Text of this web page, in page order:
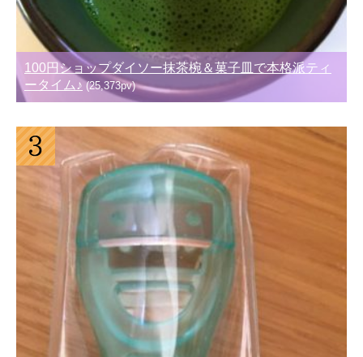
100円ショップダイソー抹茶椀＆菓子皿で本格派ティ
ータイム♪ (25,373pv)